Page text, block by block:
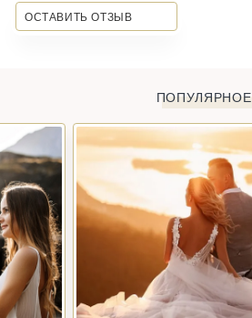
ОСТАВИТЬ ОТЗЫВ
ПОПУЛЯРНОЕ